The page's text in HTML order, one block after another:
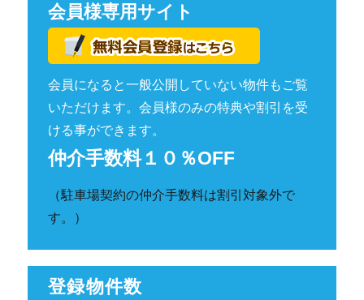
会員様専用サイト
会員になると一般公開していない物件もご覧
いただけます。会員様のみの特典や割引を受
ける事ができます。
仲介手数料１０％OFF
（駐車場契約の仲介手数料は割引対象外で
す。）
登録物件数